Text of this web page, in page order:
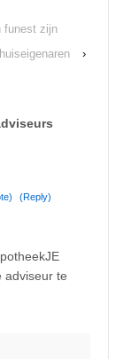
funest zijn
›
(Reply)
adviseur te